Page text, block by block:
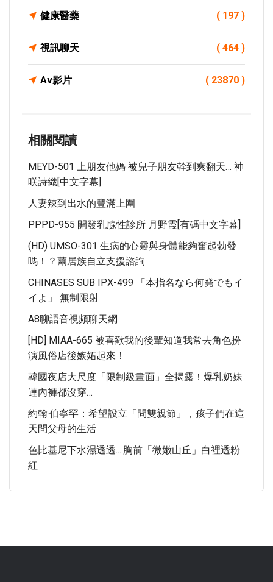
健康醫藥 ( 197 )
視訊聊天 ( 464 )
Av影片 ( 23870 )
相關閱讀
MEYD-501 上朋友他媽 被兒子朋友幹到爽翻天… 神
咲詩織[中文字幕]
人妻辣到出水的豐滿上圍
PPPD-955 開發乳腺性診所 月野霞[有碼中文字幕]
(HD) UMSO-301 生病的心靈與身體能夠奮起勃發
嗎！？繭居族自立支援諮詢
CHINASES SUB IPX-499 「本指名なら何発でもイ
イよ」 無制限射
A8聊語音視頻聊天網
[HD] MIAA-665 被喜歡我的後輩知道我常去角色扮
演風俗店後嫉妬起來！
韓國夜店大尺度「限制級畫面」全揭露！爆乳奶妹
連內褲都沒穿…
約翰·伯寧罕：希望設立「問雙親節」，孩子們在這
天問父母的生活
色比基尼下水濕透透....胸前「微嫩山丘」白裡透粉
紅